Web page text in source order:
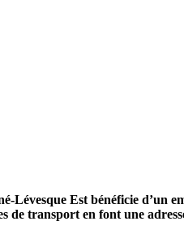
Lévesque Est bénéficie
de transport en font une